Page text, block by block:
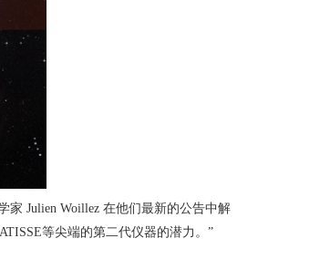
家 Julien Woillez 在他们最新的公告中解
等尖端的第二代仪器的潜力。 ”